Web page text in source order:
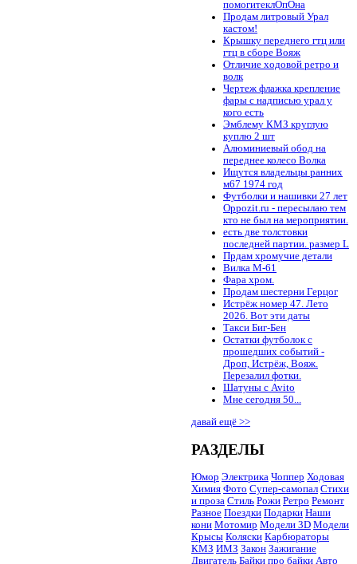
помогитеклОпОна
Продам литровый Урал
кастом!
Крышку переднего гтц или
гтц в сборе Вояж
Отличие ходовой ретро и
волк
Чертеж флажка крепление
фары с надписью урал у
кого есть
Эмблему КМЗ круглую
куплю 2 шт
Алюминиевый обод на
переднее колесо Волка
Ищутся владельцы ранних
м67 1974 год
Футболки и нашивки 27 лет
Oppozit.ru - пересылаю тем
кто не был на мероприятии.
есть две толстовки
последней партии. размер L
Прдам хромучие детали
Вилка М-61
Фара хром.
Продам шестерни Герцог
Истрёж номер 47. Лето
2026. Вот эти даты
Такси Биг-Бен
Остатки футболок с
прошедших событий -
Дроп, Истрёж, Вояж.
Перезалил фотки.
Шатуны с Avito
Мне сегодня 50...
давай ещё >>
РАЗДЕЛЫ
Юмор Электрика Чоппер Ходовая
Химия Фото Супер-самопал Стихи
и проза Стиль Рожи Ретро Ремонт
Разное Поездки Подарки Наши
кони Мотомир Модели 3D Модели
Крысы Коляски Карбюраторы
КМЗ ИМЗ Закон Зажигание
Двигатель Байки про байки Авто